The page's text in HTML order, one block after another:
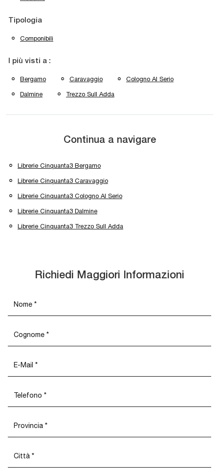
Tipologia
Componibili
I più visti a :
Bergamo Caravaggio Cologno Al Serio
Dalmine Trezzo Sull Adda
Continua a navigare
Librerie Cinquanta3 Bergamo
Librerie Cinquanta3 Caravaggio
Librerie Cinquanta3 Cologno Al Serio
Librerie Cinquanta3 Dalmine
Librerie Cinquanta3 Trezzo Sull Adda
Richiedi Maggiori Informazioni